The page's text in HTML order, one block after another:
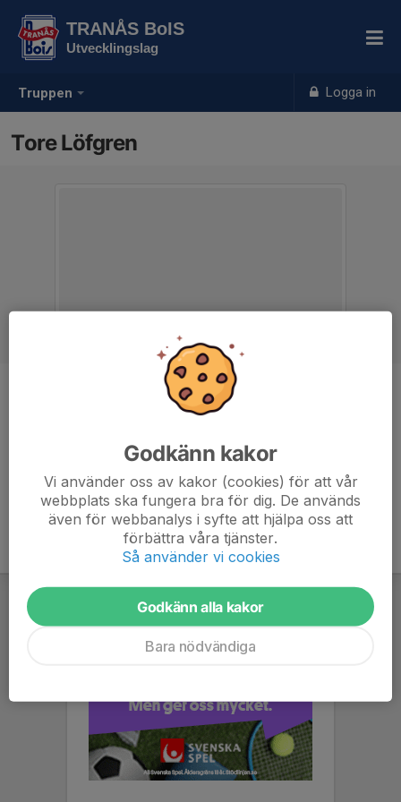
Truppen Logga in
TRANÅS BoIS
Utvecklingslag
Tore Löfgren
21 år
85 kg
Godkänn kakor
Vi använder oss av kakor (cookies) för att vår
webbplats ska fungera bra för dig. De används
även för webbanalys i syfte att hjälpa oss att
förbättra våra tjänster.
Så använder vi cookies
Godkänn alla kakor
Bara nödvändiga